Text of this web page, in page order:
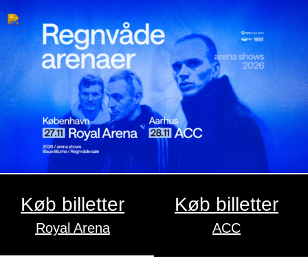
Køb billetter
Royal Arena
Køb billetter
ACC